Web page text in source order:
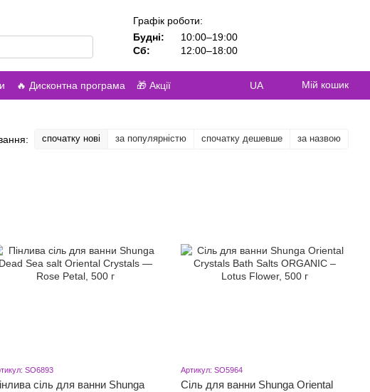
Графік роботи:
Будні:
10:00–19:00
Сб:
12:00–18:00
🔥 Дисконтна програма
🎁 Акції
UA Мій кошик
спочатку нові за популярністю спочатку дешевше за назвою
SO6893
сіль для ванни Shunga
Артикул: SO5964
Сіль для ванни Shunga Oriental